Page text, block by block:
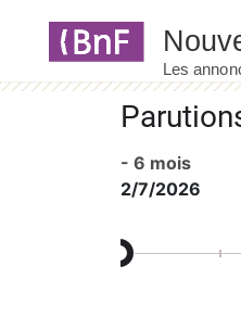
- 6 mois
2/7/2026